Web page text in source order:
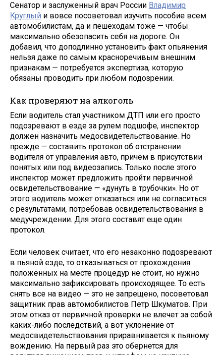
Сенатор и заслуженный врач России Владимир
Круглый и вовсе посоветовал изучить пособие всем
автомобилистам, да и пешеходам тоже — чтобы
максимально обезопасить себя на дороге. Он
добавил, что доподлинно установить факт опьянения
нельзя даже по самым красноречивым внешним
признакам — потребуется экспертиза, которую
обязаны проводить при любом подозрении.
Как проверяют на алкоголь
Если водитель стал участником ДТП или его просто
подозревают в езде за рулем подшофе, инспектор
должен назначить медосвидетельствование. Но
прежде — составить протокол об отстранении
водителя от управления авто, причем в присутствии
понятых или под видеозапись. Только после этого
инспектор может предложить пройти первичной
освидетельствование — «дунуть в трубочки». Но от
этого водитель может отказаться или не согласиться
с результатами, потребовав освидетельствования в
медучреждении. Для этого составят еще один
протокол.
Если человек считает, что его незаконно подозревают
в пьяной езде, то отказываться от прохождения
положенных на месте процедур не стоит, но нужно
максимально зафиксировать происходящее. То есть
снять все на видео — это не запрещено, посоветовал
защитник прав автомобилистов Петр Шкуматов. При
этом отказ от первичной проверки не влечет за собой
каких-либо последствий, а вот уклонение от
медосвидетельствования приравнивается к пьяному
вождению. На первый раз это обернется для